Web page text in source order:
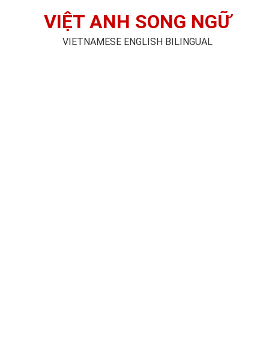
VIỆT ANH SONG NGỮ
VIETNAMESE ENGLISH BILINGUAL